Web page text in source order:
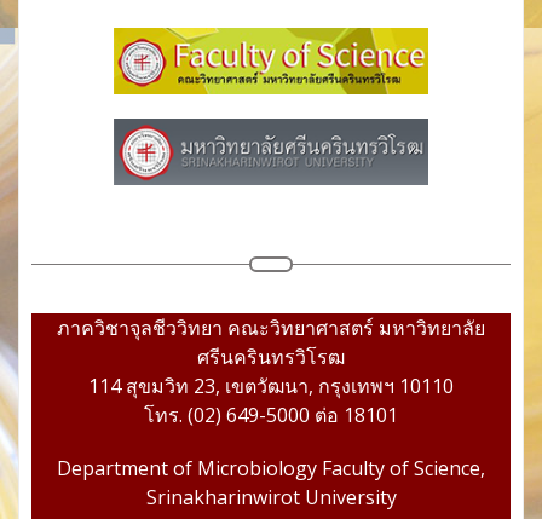
ภาควิชาจุลชีววิทยา คณะวิทยาศาสตร์ มหาวิทยาลัย
ศรีนครินทรวิโรฒ
114 สุขมวิท 23, เขตวัฒนา, กรุงเทพฯ 10110
โทร. (02) 649-5000 ต่อ 18101
Department of Microbiology Faculty of Science,
Srinakharinwirot University